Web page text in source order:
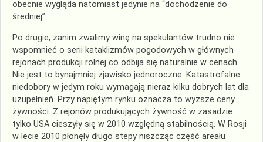
obecnie wygląda natomiast jedynie na “dochodzenie do
średniej”.
Po drugie, zanim zwalimy winę na spekulantów trudno nie
wspomnieć o serii kataklizmów pogodowych w głównych
rejonach produkcji rolnej co odbija się naturalnie w cenach.
Nie jest to bynajmniej zjawisko jednoroczne. Katastrofalne
niedobory w jedym roku wymagają nieraz kilku dobrych lat dla
uzupełnień. Przy napiętym rynku oznacza to wyższe ceny
żywności. Z rejonów produkujących żywność w zasadzie
tylko USA cieszyły się w 2010 względną stabilnością. W Rosji
w lecie 2010 płonęły długo stepy niszcząc część areału